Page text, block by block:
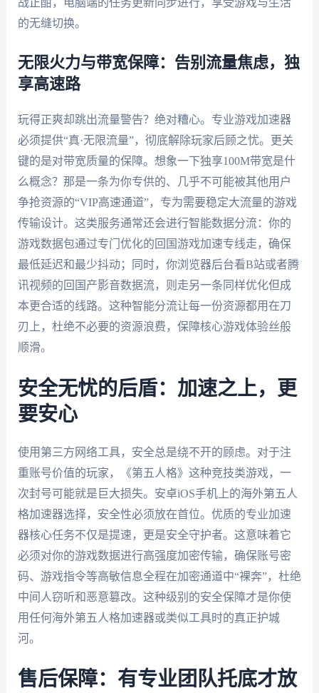
战正酣，电脑端的任务更新同步进行，享受游戏与生活
的无缝切换。
无限火力与带宽保障：告别流量焦虑，独
享高速路
玩得正爽却跳出流量警告？绝对糟心。专业游戏加速器
必须提供“真·无限流量”，彻底解除玩家后顾之忧。更关
键的是对带宽质量的保障。想象一下独享100M带宽是什
么概念？那是一条为你专供的、几乎不可能被其他用户
争抢资源的“VIP高速通道”，专为需要稳定大流量的游戏
传输设计。这类服务通常还会进行智能数据分流：你的
游戏数据包通过专门优化的回国游戏加速专线走，确保
最低延迟和最少抖动；同时，你浏览器后台看B站或者腾
讯视频的回国产影音数据流，则走另一条同样优化但成
本更合适的线路。这种智能分流让每一份资源都用在刀
刃上，杜绝不必要的资源浪费，保障核心游戏体验丝般
顺滑。
安全无忧的后盾：加速之上，更
要安心
使用第三方网络工具，安全总是绕不开的顾虑。对于注
重账号价值的玩家，《第五人格》这种竞技类游戏，一
次封号可能就是巨大损失。安卓iOS手机上的海外第五人
格加速器选择，安全性必须放在首位。优质的专业加速
器核心任务不仅是提速，更是安全守护者。这意味着它
必须对你的游戏数据进行高强度加密传输，确保账号密
码、游戏指令等高敏信息全程在加密通道中“裸奔”，杜绝
中间人窃听和恶意篡改。这种级别的安全保障才是你使
用任何海外第五人格加速器或类似工具时的真正护城
河。
售后保障：有专业团队托底才放